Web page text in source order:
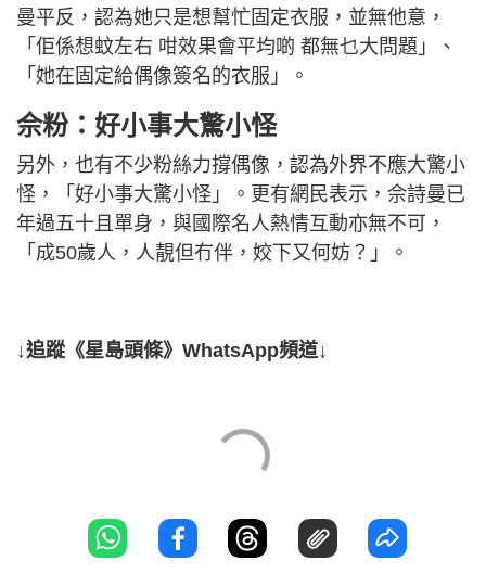
曼平反，認為她只是想幫忙固定衣服，並無他意，
「佢係想蚊左右 咁效果會平均啲 都無乜大問題」、
「她在固定給偶像簽名的衣服」。
佘粉：好小事大驚小怪
另外，也有不少粉絲力撐偶像，認為外界不應大驚小
怪，「好小事大驚小怪」。更有網民表示，佘詩曼已
年過五十且單身，與國際名人熱情互動亦無不可，
「成50歲人，人靚但冇伴，姣下又何妨？」。
↓追蹤《星島頭條》WhatsApp頻道↓